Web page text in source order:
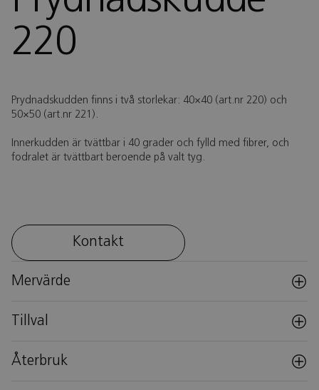
220
Prydnadskudden finns i två storlekar: 40×40 (art.nr 220) och
50×50 (art.nr 221).
Innerkudden är tvättbar i 40 grader och fylld med fibrer, och
fodralet är tvättbart beroende på valt tyg.
Kontakt
Mervärde
Tillval
Återbruk